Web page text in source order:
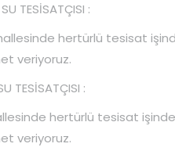
TESİSATÇISI :
hertürlü tesisat
veriyoruz.
TESİSATÇISI :
hertürlü tesisat
veriyoruz.